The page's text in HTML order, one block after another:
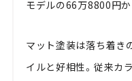
モデルの66万8800円
マット塗装は落ち着き
イルと好相性。従来カ